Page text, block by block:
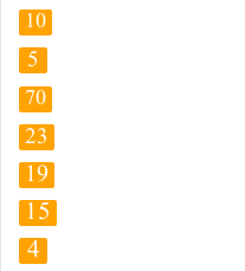
10
5
70
23
19
15
4